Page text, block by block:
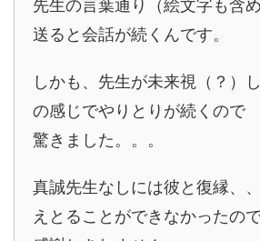
先生の言葉通り（絵文字も含
送ると会話が続くんです。
しかも、先生が未来視（？）
の感じでやりとりが続くので
驚きました。。。
真誠先生なしには彼と復縁、
えとることができなかったの